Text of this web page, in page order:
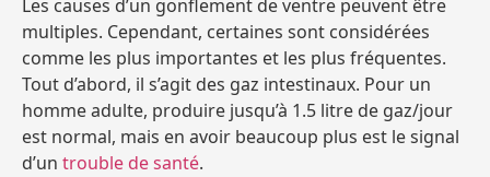
Les causes d’un gonflement de ventre peuvent être
multiples. Cependant, certaines sont considérées
comme les plus importantes et les plus fréquentes.
Tout d’abord, il s’agit des gaz intestinaux. Pour un
homme adulte, produire jusqu’à 1.5 litre de gaz/jour
est normal, mais en avoir beaucoup plus est le signal
d’un trouble de santé.